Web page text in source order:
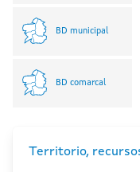
BD municipal
BD comarcal
Territorio,